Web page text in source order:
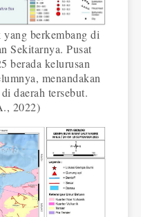
berkembang di
Sekitarnya. Pusat
berada kelurusan
menandakan
daerah tersebut.
2022)